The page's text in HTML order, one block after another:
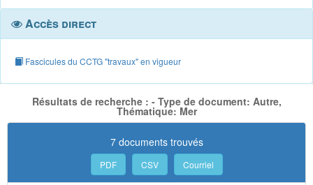
Accès direct
Fascicules du CCTG "travaux" en vigueur
Résultats de recherche : - Type de document: Autre,
Thématique: Mer
7 documents trouvés
PDF CSV Courriel